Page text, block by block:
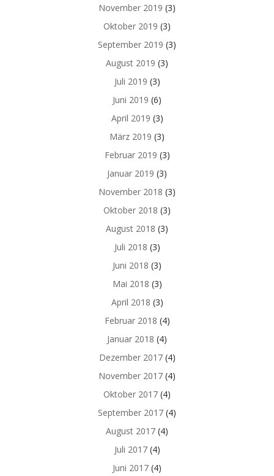
November 2019 (3)
Oktober 2019 (3)
September 2019 (3)
August 2019 (3)
Juli 2019 (3)
Juni 2019 (6)
April 2019 (3)
März 2019 (3)
Februar 2019 (3)
Januar 2019 (3)
November 2018 (3)
Oktober 2018 (3)
August 2018 (3)
Juli 2018 (3)
Juni 2018 (3)
Mai 2018 (3)
April 2018 (3)
Februar 2018 (4)
Januar 2018 (4)
Dezember 2017(4)
November 2017 (4)
Oktober 2017 (4)
September 2017 (4)
August 2017 (4)
Juli 2017(4)
Juni 2017 (4)